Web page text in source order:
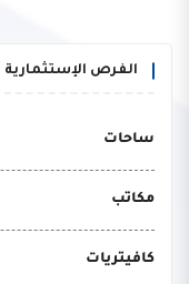
الفرص الإستثمارية
ساحات
مكاتب
كافيتريات